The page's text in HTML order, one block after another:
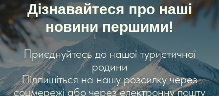
Дізнавайтеся про наші
новини першими!
Приєднуйтесь до нашої туристичної
родини
Підпишіться на нашу розсилку через
соцмережі або через електронну пошту